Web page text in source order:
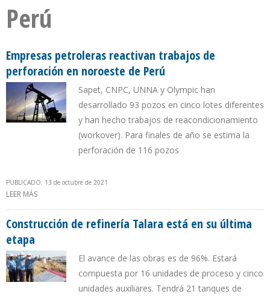
Perú
Empresas petroleras reactivan trabajos de
perforación en noroeste de Perú
Sapet, CNPC, UNNA y Olympic han
desarrollado 93 pozos en cinco lotes diferentes
y han hecho trabajos de reacondicionamiento
(workover). Para finales de año se estima la
perforación de 116 pozos
PUBLICADO: 13 de octubre de 2021
LEER MÁS
Construcción de refinería Talara está en su última
etapa
El avance de las obras es de 96%. Estará
compuesta por 16 unidades de proceso y cinco
unidades auxiliares. Tendrá 21 tanques de